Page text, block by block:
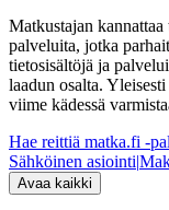
Matkustajan
palveluita, jotka
tietosisältöjä ja
laadun osalta.
viime kädessä
Hae reittiä matka.fi -
Sähköinen asiointi|
Avaa kaikki